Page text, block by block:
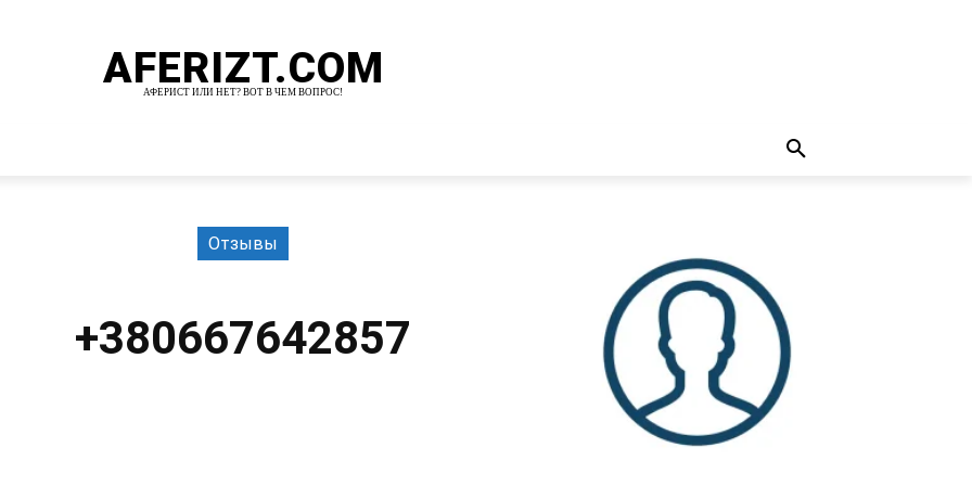
AFERIZT.COM
АФЕРИСТ ИЛИ НЕТ? ВОТ В ЧЕМ ВОПРОС!
Отзывы
+380667642857